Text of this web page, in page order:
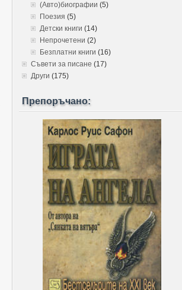
(Авто)биографии (5)
Поезия (5)
Детски книги (14)
Непрочетени (2)
Безплатни книги (16)
Съвети за писане (17)
Други (175)
Препоръчано: